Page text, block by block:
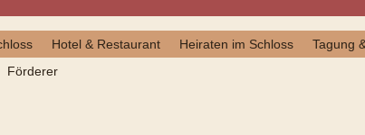
Hotel & Restaurant Heiraten im Schloss Tagung
Förderer